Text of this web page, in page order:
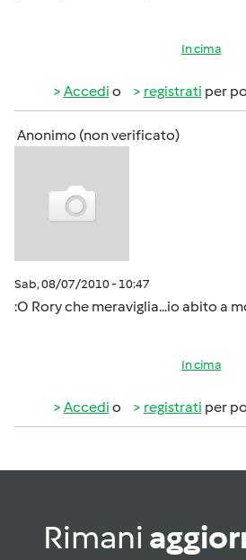
In cima
Accedi o registrati per
Anonimo (non verificato)
Sab, 08/07/2010 - 10:47
:O Rory che meraviglia...io abito a
In cima
Accedi o registrati per
Rimani